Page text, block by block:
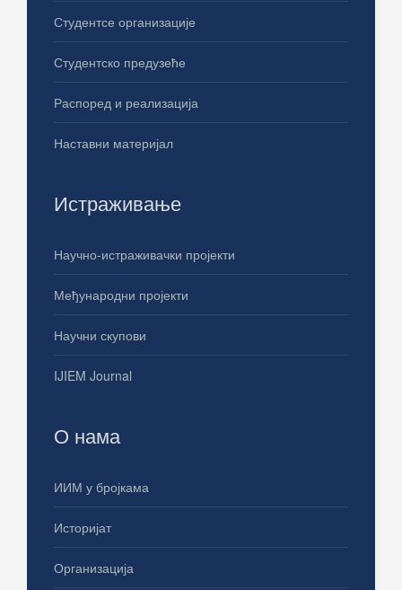
Студентсе организације
Студентско предузеће
Распоред и реализација
Наставни материјал
Истраживање
Научно-истраживачки пројекти
Међународни пројекти
Научни скупови
IJIEM Journal
О нама
ИИМ у бројкама
Историјат
Организација